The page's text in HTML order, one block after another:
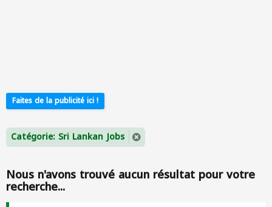
Faites de la publicité ici !
Catégorie: Sri Lankan Jobs
Nous n'avons trouvé aucun résultat pour votre
recherche...